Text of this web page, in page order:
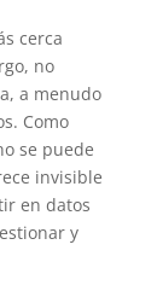
cerca
no
a menudo
Como
se puede
invisible
en datos
y